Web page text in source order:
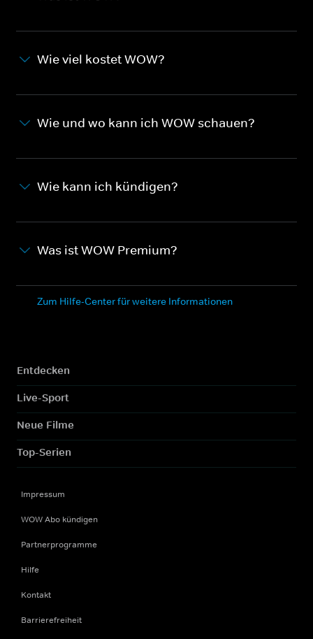
Wie viel kostet WOW?
Wie und wo kann ich WOW schauen?
Wie kann ich kündigen?
Was ist WOW Premium?
Zum Hilfe-Center für weitere Informationen
Entdecken
Live-Sport
Neue Filme
Top-Serien
Impressum
WOW Abo kündigen
Partnerprogramme
Hilfe
Kontakt
Barrierefreiheit